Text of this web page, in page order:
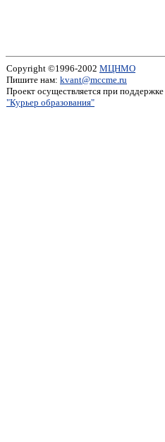
Copyright ©1996-2002 МЦНМО
Пишите нам: kvant@mccme.ru
Проект осуществляется при поддержке
"Курьер образования"